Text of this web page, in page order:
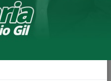
Secretaria de Indústria,
Comércio - SEIC
EXPO LOANDA